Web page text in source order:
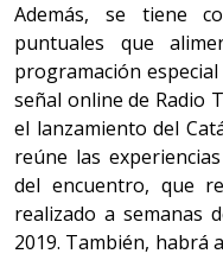
Además, se tiene
puntuales que
programación
señal online de Radio
el lanzamiento del
reúne las
del encuentro, que
realizado a semanas
2019. También, habrá